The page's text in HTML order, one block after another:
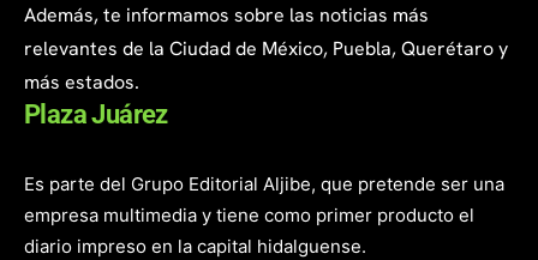
Además, te informamos sobre las noticias más
relevantes de la Ciudad de México, Puebla, Querétaro y
más estados.
Plaza Juárez
Es parte del Grupo Editorial Aljibe, que pretende ser una
empresa multimedia y tiene como primer producto el
diario impreso en la capital hidalguense.